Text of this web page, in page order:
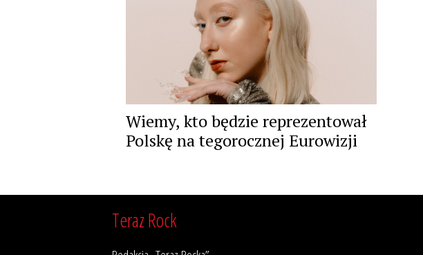
Wiemy, kto będzie reprezentował
Polskę na tegorocznej Eurowizji
Teraz Rock